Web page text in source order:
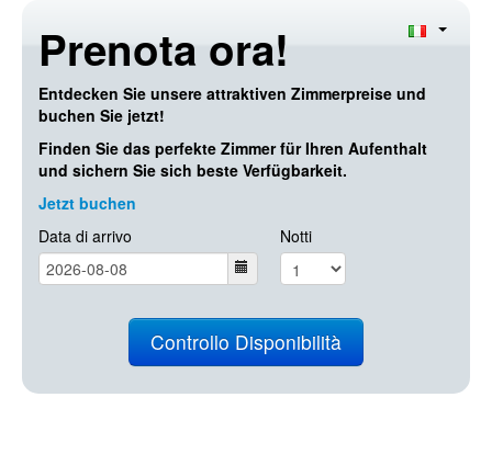
Prenota ora!
Entdecken Sie unsere attraktiven Zimmerpreise und
buchen Sie jetzt!
Finden Sie das perfekte Zimmer für Ihren Aufenthalt
und sichern Sie sich beste Verfügbarkeit.
Jetzt buchen
Data di arrivo
Notti
Controllo Disponibilità